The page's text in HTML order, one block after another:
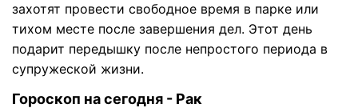
захотят провести свободное время в парке или
тихом месте после завершения дел. Этот день
подарит передышку после непростого периода в
супружеской жизни.
Гороскоп на сегодня - Рак